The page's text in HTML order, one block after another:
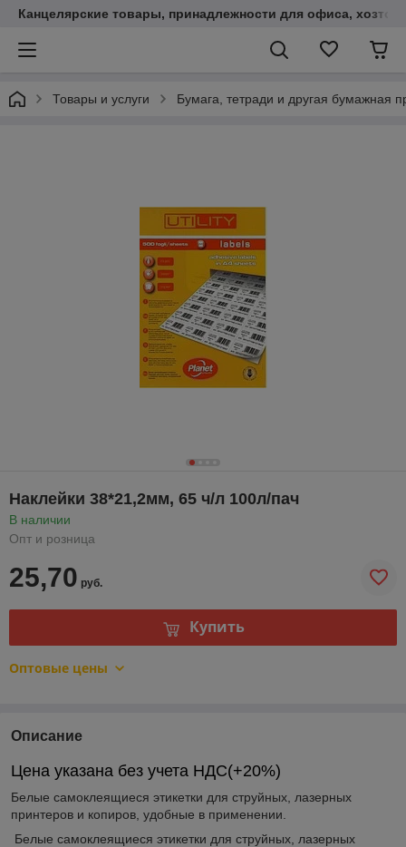
Канцелярские товары, принадлежности для офиса,
Товары и услуги Бумага, тетради и другая бумажная
Наклейки 38*21,2мм, 65 ч/л 100л/пач
В наличии
Опт и розница
25,70 руб.
Купить
Оптовые цены
Описание
Цена указана без учета НДС(+20%)
Белые самоклеящиеся этикетки для струйных, лазерных
принтеров и копиров, удобные в применении.
Белые самоклеящиеся этикетки для струйных, лазерных